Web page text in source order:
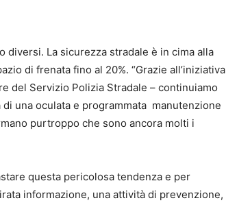
diversi. La sicurezza stradale è in cima alla
di frenata fino al 20%. “Grazie all’iniziativa
del Servizio Polizia Stradale – continuiamo
una oculata e programmata manutenzione
purtroppo che sono ancora molti i
questa pericolosa tendenza e per
informazione, una attività di prevenzione,